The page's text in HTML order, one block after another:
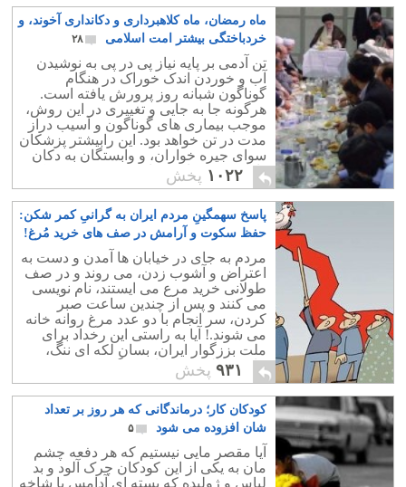
ماه رمضان، ماه کلاهبرداری و دکانداری آخوند، و
خردباختگی بیشتر امت اسلامی
۲۸
تن آدمی بر پایه نیاز پی در پی به نوشیدن
آب و خوردن اندک خوراک در هنگام
گوناگون شبانه روز پرورش یافته است.
هرگونه جا به جایی و تغییری در این روش،
موجب بیماری های گوناگون و آسیب دراز
مدت در تن خواهد بود. این رابیشتر پزشکان
سوای جیره خواران، و وابستگان به دکان
داران دینی بدان سفارش و توصیه می کنند.
۱۰۲۲ پخش
پاسخ سهمگینِ مردم ایران به گرانیِ کمر شکن:
حفظ سکوت و آرامش در صف های خرید مُرغ!
مردم به جای در خیابان ها آمدن و دست به
اعتراض و آشوب زدن، می روند و در صف
طولانی خرید مرع می ایستند، نام نویسی
می کنند و پس از چندین ساعت صبر
کردن، سر انجام با دو عدد مرغ روانه خانه
می شوند.! آیا به راستی این رخداد برای
ملت بززگوار ایران، بسان لکه ای ننگ،
مایه خجالت و سر افنکندگی نیست؟
۹۳۱ پخش
کودکان کار؛ درماندگانی که هر روز بر تعداد
شان افزوده می شود
۵
آیا مقصر مایی نیستیم که هر دفعه چشم
مان به یکی از این کودکان چرک آلود و بد
لباس و ژولیده که بسته ای آدامس یا شاخه